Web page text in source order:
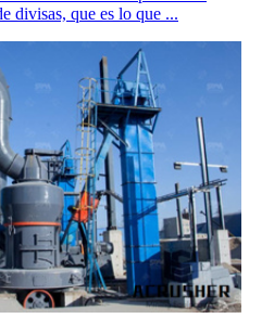
divisas, que es lo que ...